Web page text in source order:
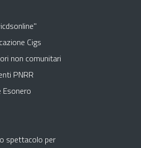
Cigs
non comunitari
PNRR
spettacolo per